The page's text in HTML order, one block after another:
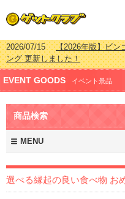
2026/07/15【2026年版】ビン
ング 更新しました！
2026/04/03【2026年版】ゴル
2999円編］もらってうれしい人
2026/02/16【2026年版】結婚
新しました！
2026/02/03
2999円編］もらってうれしい人
EVENT GOODS イベント景品
商品検索
MENU
選べる縁起の良い食べ物 お